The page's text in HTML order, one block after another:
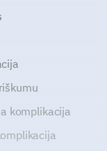
komplikacija